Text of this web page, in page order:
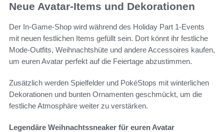
Neue Avatar-Items und Dekorationen
Der In-Game-Shop wird während des Holiday Part 1-Events
mit neuen festlichen Items gefüllt sein. Dort könnt ihr festliche
Mode-Outfits, Weihnachtshüte und andere Accessoires kaufen,
um euren Avatar perfekt auf die Feiertage abzustimmen.
Zusätzlich werden Spielfelder und PokéStops mit winterlichen
Dekorationen und bunten Ornamenten geschmückt, um die
festliche Atmosphäre weiter zu verstärken.
Legendäre Weihnachtssneaker für euren Avatar